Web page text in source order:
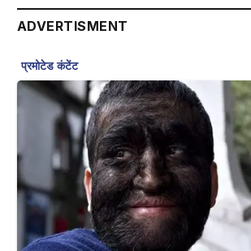
ADVERTISMENT